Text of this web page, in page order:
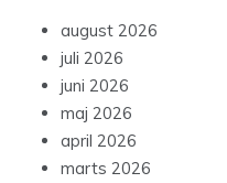
august 2026
juli 2026
juni 2026
maj 2026
april 2026
marts 2026